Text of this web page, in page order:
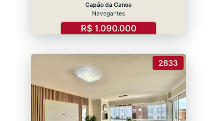
Capão da Canoa
Navegantes
R$ 1.090.000
2833